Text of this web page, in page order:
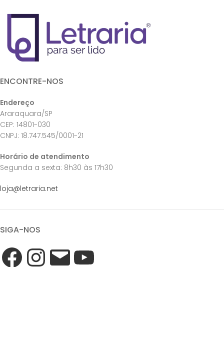
ENCONTRE-NOS
Endereço
Araraquara/SP
CEP: 14801-030
CNPJ: 18.747.545/0001-21
Horário de atendimento
Segunda a sexta: 8h30 às 17h30
loja@letraria.net
SIGA-NOS